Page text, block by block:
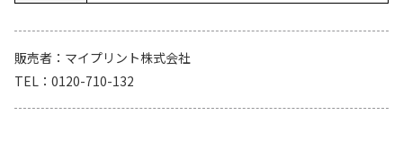
販売者
マイプリント株式会社
TEL
0120-710-132